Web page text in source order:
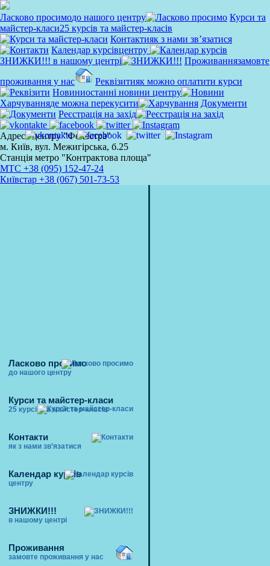
Ласково просимодо нашого центру
Курси та
майстер-класи25 курсів та майстер-класів
Контактияк з нами зв’язатися
Календар курсівцентру
ЗНИЖКИ!!! в нашому центрі Проживаннязамовте
проживання у нас
Реквізитияк можно оплатити курси
Новиниостанні новини центру
Харчуванняде можна перекусити
Документи
Реєстрація на захід
Адреса центру "Фенестра"
м. Київ, вул. Межигірська, б.25
Станція метро "Контрактова площа"
MTC +38 (095) 152-47-24
Київстар +38 (067) 501-73-53
Ласково просимо
до нашого центру
Курси та майстер-класи
25 курсів та майстер-класів
Контакти
як з нами зв’язатися
Календар курсів
центру
ЗНИЖКИ!!!
в нашому центрі
Проживання
замовте проживання у нас